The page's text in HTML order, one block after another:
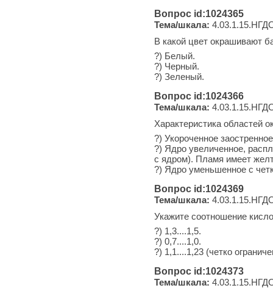
Вопрос id:1024365
Тема/шкала:
В какой цвет окрашивают
?) Белый.
?) Черный.
?) Зеленый.
Вопрос id:1024366
Тема/шкала:
Характеристика областей
?) Укороченное
?) Ядро увеличенное,
с ядром). Пламя имеет
?) Ядро уменьшенное с
Вопрос id:1024369
Тема/шкала:
Укажите соотношение
?) 1,3....1,5.
?) 0,7....1,0.
?) 1,1....1,23 (четко
Вопрос id:1024373
Тема/шкала: